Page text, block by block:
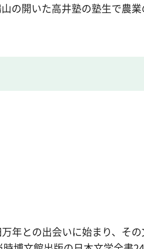
の開いた高井塾の塾生で農
年との出会いに始まり、そ